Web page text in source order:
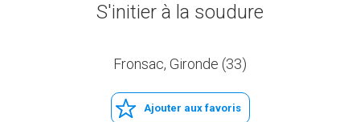
S'initier à la soudure
Fronsac, Gironde (33)
Ajouter aux favoris